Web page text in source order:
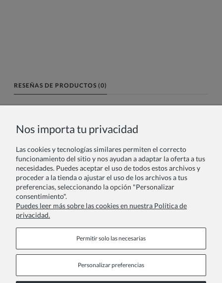
RESEÑAS DE PRODUCTOS (0)
Tu reseña:
Nos importa tu privacidad
Las cookies y tecnologías similares permiten el correcto
funcionamiento del sitio y nos ayudan a adaptar la oferta a tus
necesidades. Puedes aceptar el uso de todos estos archivos y
proceder a la tienda o ajustar el uso de los archivos a tus
preferencias, seleccionando la opción "Personalizar
consentimiento".
Puedes leer más sobre las cookies en nuestra Política de
privacidad.
Permitir solo las necesarias
Personalizar preferencias